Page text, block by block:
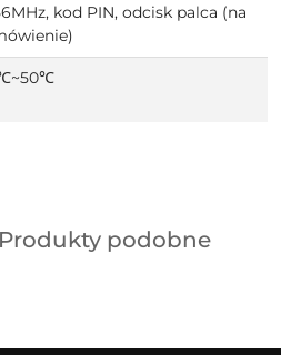
kod PIN, odcisk palca (na
Produkty
Produkty podobne